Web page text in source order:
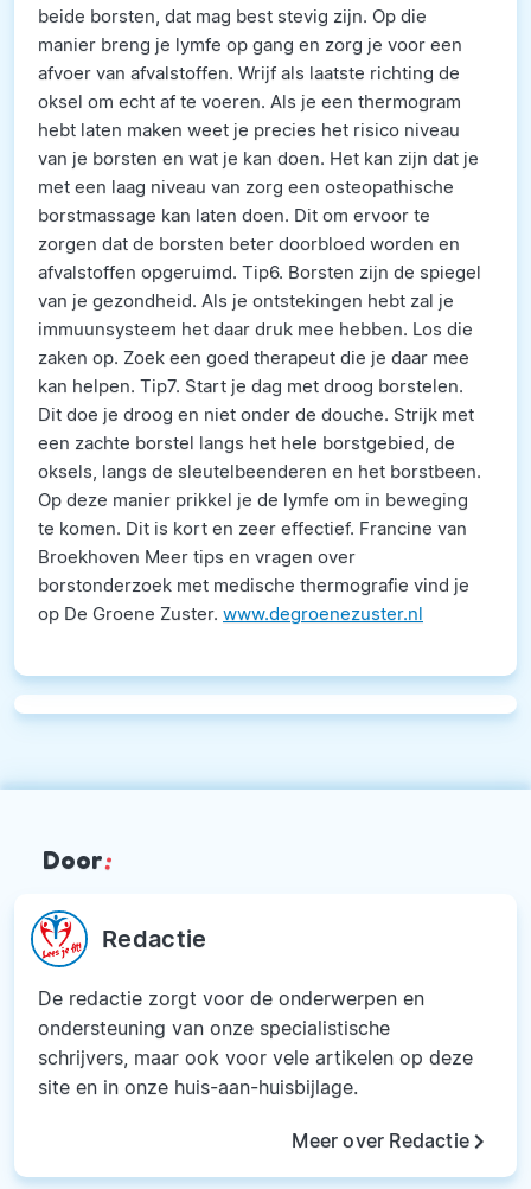
beide borsten, dat mag best stevig zijn. Op die
manier breng je lymfe op gang en zorg je voor een
afvoer van afvalstoffen. Wrijf als laatste richting de
oksel om echt af te voeren. Als je een thermogram
hebt laten maken weet je precies het risico niveau
van je borsten en wat je kan doen. Het kan zijn dat je
met een laag niveau van zorg een osteopathische
borstmassage kan laten doen. Dit om ervoor te
zorgen dat de borsten beter doorbloed worden en
afvalstoffen opgeruimd. Tip6. Borsten zijn de spiegel
van je gezondheid. Als je ontstekingen hebt zal je
immuunsysteem het daar druk mee hebben. Los die
zaken op. Zoek een goed therapeut die je daar mee
kan helpen. Tip7. Start je dag met droog borstelen.
Dit doe je droog en niet onder de douche. Strijk met
een zachte borstel langs het hele borstgebied, de
oksels, langs de sleutelbeenderen en het borstbeen.
Op deze manier prikkel je de lymfe om in beweging
te komen. Dit is kort en zeer effectief. Francine van
Broekhoven Meer tips en vragen over
borstonderzoek met medische thermografie vind je
op De Groene Zuster. www.degroenezuster.nl
Door:
Redactie
De redactie zorgt voor de onderwerpen en
ondersteuning van onze specialistische
schrijvers, maar ook voor vele artikelen op deze
site en in onze huis-aan-huisbijlage.
Meer over Redactiekeyboard_arrow_right